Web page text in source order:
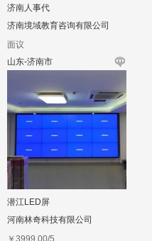
济南人事代
济南境域教育咨询有限公司
面议
山东-济南市
潜江LED屏
河南林奇科技有限公司
￥ 3999.00/5